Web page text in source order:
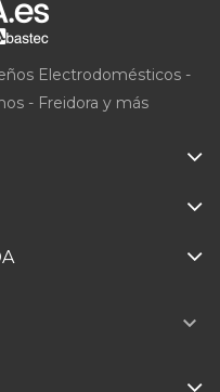
Electrodomésticos -
- Freidora y más
